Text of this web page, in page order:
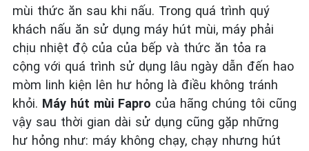
mùi thức ăn sau khi nấu. Trong quá trình quý
khách nấu ăn sử dụng máy hút mùi, máy phải
chịu nhiệt độ của của bếp và thức ăn tỏa ra
cộng với quá trình sử dụng lâu ngày dẫn đến hao
mòm linh kiện lên hư hỏng là điều không tránh
khỏi. Máy hút mùi Fapro của hãng chúng tôi cũng
vậy sau thời gian dài sử dụng cũng gặp những
hư hỏng như: máy không chạy, chạy nhưng hút